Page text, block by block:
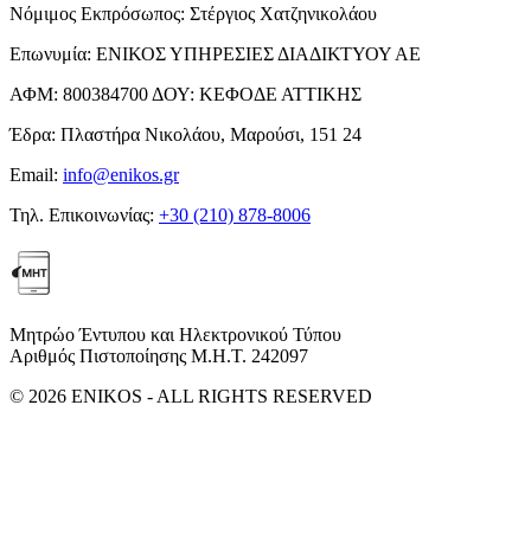
Νόμιμος Εκπρόσωπος: Στέργιος Χατζηνικολάου
Επωνυμία: ΕΝΙΚΟΣ ΥΠΗΡΕΣΙΕΣ ΔΙΑΔΙΚΤΥΟΥ ΑΕ
ΑΦΜ: 800384700 ΔΟΥ: ΚΕΦΟΔΕ ΑΤΤΙΚΗΣ
Έδρα: Πλαστήρα Νικολάου, Μαρούσι, 151 24
Email: info@enikos.gr
Τηλ. Επικοινωνίας: +30 (210) 878-8006
Μητρώο Έντυπου και Ηλεκτρονικού Τύπου
Αριθμός Πιστοποίησης Μ.Η.Τ. 242097
© 2026 ENIKOS - ALL RIGHTS RESERVED